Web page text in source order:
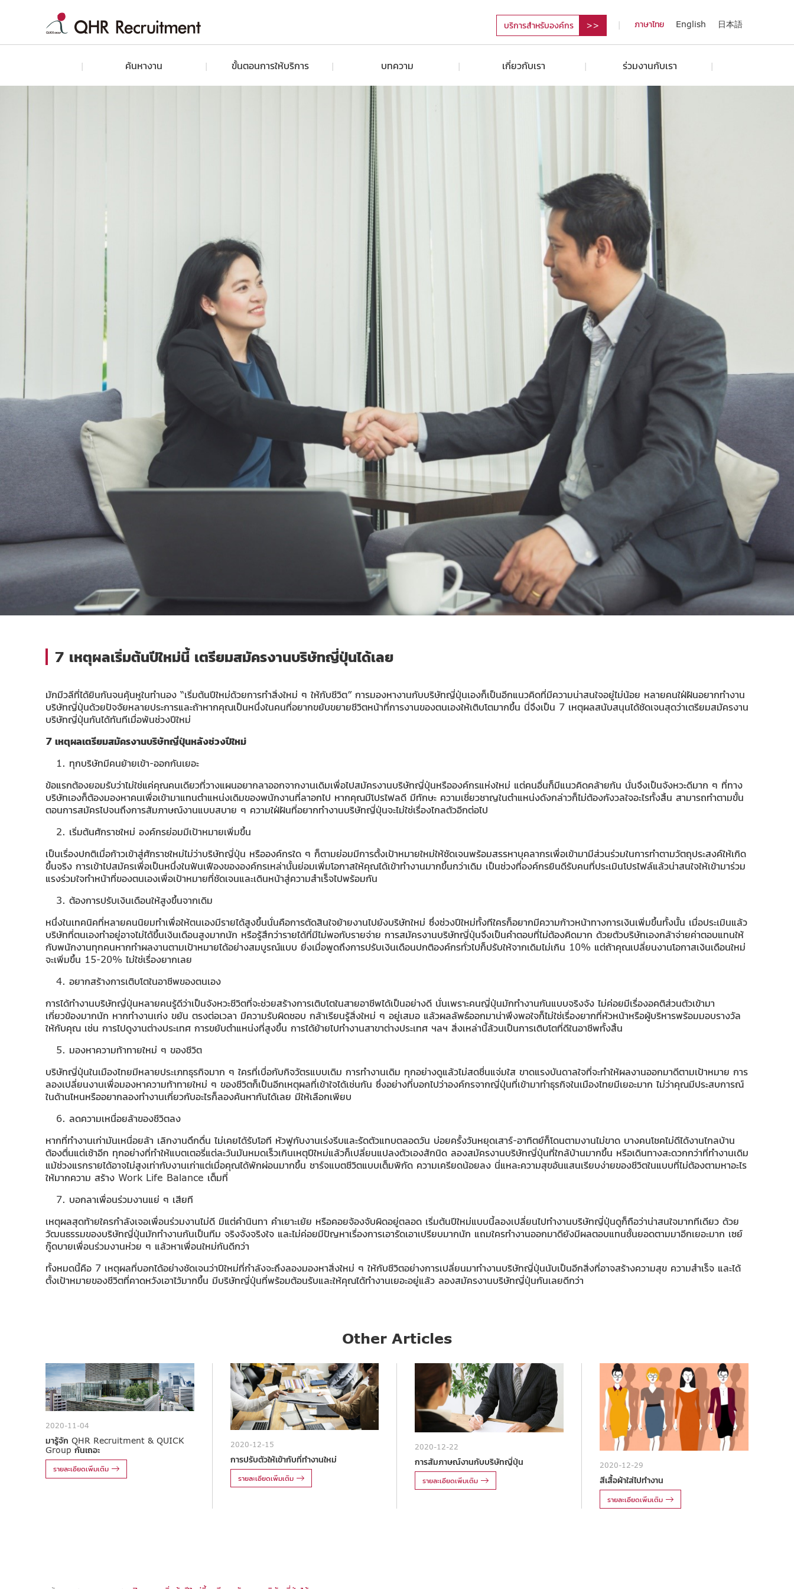
บริการสำหรับองค์กร ภาษาไทย English 日本語
ค้นหางาน ขั้นตอนการให้บริการ บทความ เกี่ยวกับเรา ร่วมงานกับเรา
7 เหตุผลเริ่มต้นปีใหม่นี้ เตรียมสมัครงานบริษัทญี่ปุ่นได้เลย
มักมีวลีที่ได้ยินกันจนคุ้นหูในทำนอง “เริ่มต้นปีใหม่ด้วยการทำสิ่งใหม่ ๆ ให้กับชีวิต” การมองหางานกับบริษัทญี่ปุ่นเองก็เป็นอีกแนวคิดที่มีความน่าสนใจอยู่ไม่น้อย หลายคนใฝ่ฝันอยากทำงาน
บริษัทญี่ปุ่นด้วยปัจจัยหลายประการและถ้าหากคุณเป็นหนึ่งในคนที่อยากขยับขยายชีวิตหน้าที่การงานของตนเองให้เติบโตมากขึ้น นี่จึงเป็น 7 เหตุผลสนับสนุนได้ชัดเจนสุดว่าเตรียมสมัครงาน
บริษัทญี่ปุ่นกันได้ทันทีเมื่อพ้นช่วงปีใหม่
7 เหตุผลเตรียมสมัครงานบริษัทญี่ปุ่นหลังช่วงปีใหม่
ทุกบริษัทมีคนย้ายเข้า-ออกกันเยอะ
ข้อแรกต้องยอมรับว่าไม่ใช่แค่คุณคนเดียวที่วางแผนอยากลาออกจากงานเดิมเพื่อไปสมัครงานบริษัทญี่ปุ่นหรือองค์กรแห่งใหม่ แต่คนอื่นก็มีแนวคิดคล้ายก้น นั่นจึงเป็นจังหวะดีมาก ๆ ที่ทาง
บริษัทเองก็ต้องมองหาคนเพื่อเข้ามาแทนตำแหน่งเดิมของพนักงานที่ลาอกไป หากคุณมีโปรไฟลดี มีทักษะ ความเชี่ยวชาญในตำแหน่งดังกล่าวก็ไม่ต้องกังวลใจอะไรทั้งสิ้น สามารถทำตามขั้น
ตอนการสมัครไปจนถึงการสัมภาษณ์งานแบบสบาย ๆ ความใฝ่ฝันที่อยากทำงานบริษัทญี่ปุ่นจะไม่ใช่เรื่องไกลตัวอีกต่อไป
เริ่มต้นศักราชใหม่ องค์กรย่อมมีเป้าหมายเพิ่มขึ้น
เป็นเรื่องปกติเมื่อก้าวเข้าสู่ศักราชใหม่ไม่ว่าบริษัทญี่ปุ่น หรือองค์กรใด ๆ ก็ตามย่อมมีการตั้งเป้าหมายใหม่ให้ชัดเจนพร้อมสรรหาบุคลากรเพื่อเข้ามามีส่วนร่วมในการทำตามวัตถุประสงค์ให้เกิด
ขึ้นจริง การเข้าไปสมัครเพื่อเป็นหนึ่งในฟันเฟืองขององค์กรเหล่านั้นย่อมเพิ่มโอกาสให้คุณได้เข้าทำงานมากขึ้นกว่าเดิม เป็นช่วงที่องค์กรยินดีรับคนที่ประเมินโปรไฟล์แล้วน่าสนใจให้เข้ามาร่วม
แรงร่วมใจทำหน้าที่ของตนเองเพื่อเป้าหมายที่ชัดเจนและเดินหน้าสู่ความสำเร็จไปพร้อมกัน
ต้องการปรับเงินเดือนให้สูงขึ้นจากเดิม
หนึ่งในเทคนิคที่หลายคนนิยมทำเพื่อให้ตนเองมีรายได้สูงขึ้นนั่นคือการตัดสินใจย้ายงานไปยังบริษัทใหม่ ซึ่งช่วงปีใหม่ทั้งทีใครก็อยากมีความก้าวหน้าทางการเงินเพิ่มขึ้นทั้งนั้น เมื่อประเมินแล้ว
บริษัทที่ตนเองทำอยู่อาจไม่ได้ขึ้นเงินเดือนสูงมากนัก หรือรู้สึกว่ารายได้ที่มีไม่พอกับรายจ่าย การสมัครงานบริษัทญี่ปุ่นจึงเป็นคำตอบที่ไม่ต้องคิดมาก ด้วยตัวบริษัทเองกล้าจ่ายค่าตอบแทนให้
กับพนักงานทุกคนหากทำผลงานตามเป้าหมายได้อย่างสมบูรณ์แบบ ยิ่งเมื่อพูดถึงการปรับเงินเดือนปกติองค์กรทั่วไปก็ปรับให้จากเดิมไม่เกิน 10% แต่ถ้าคุณเปลี่ยนงานโอกาสเงินเดือนใหม่
จะเพิ่มขึ้น 15-20% ไม่ใช่เรื่องยากเลย
อยากสร้างการเติบโตในอาชีพของตนเอง
การได้ทำงานบริษัทญี่ปุ่นหลายคนรู้ดีว่าเป็นจังหวะชีวิตที่จะช่วยสร้างการเติบโตในสายอาชีพได้เป็นอย่างดี นั่นเพราะคนญี่ปุ่นมักทำงานกันแบบจริงจัง ไม่ค่อยมีเรื่องอคติส่วนตัวเข้ามา
เกี่ยวข้องมากนัก หากทำงานเก่ง ขยัน ตรงต่อเวลา มีความรับผิดชอบ กล้าเรียนรู้สิ่งใหม่ ๆ อยู่เสมอ แล้วผลลัพธ์ออกมาน่าพึงพอใจก็ไม่ใช่เรื่องยากที่หัวหน้าหรือผู้บริหารพร้อมมอบรางวัล
ให้กับคุณ เช่น การไปดูงานต่างประเทศ การขยับตำแหน่งที่สูงขึ้น การได้ย้ายไปทำงานสาขาต่างประเทศ ฯลฯ สิ่งเหล่านี้ล้วนเป็นการเติบโตที่ดีในอาชีพทั้งสิ้น
มองหาความท้าทายใหม่ ๆ ของชีวิต
บริษัทญี่ปุ่นในเมืองไทยมีหลายประเภทธุรกิจมาก ๆ ใครที่เบื่อกับกิจวัตรแบบเดิม การทำงานเดิม ทุกอย่างดูแล้วไม่สดชื่นแจ่มใส ขาดแรงบันดาลใจที่จะทำให้ผลงานออกมาดีตามเป้าหมาย การ
ลองเปลี่ยนงานเพื่อมองหาความท้าทายใหม่ ๆ ของชีวิตก็เป็นอีกเหตุผลที่เข้าใจได้เช่นกัน ซึ่งอย่างที่บอกไปว่าองค์กรจากญี่ปุ่นที่เข้ามาทำธุรกิจในเมืองไทยมีเยอะมาก ไม่ว่าคุณมีประสบการณ์
ในด้านไหนหรืออยากลองทำงานเกี่ยวกับอะไรก็ลองค้นหากันได้เลย มีให้เลือกเพียบ
ลดความเหนื่อยล้าของชีวิตลง
หากที่ทำงานเก่ามันเหนื่อยล้า เลิกงานดึกดื่น ไม่เคยได้รับโอที หัวฟูกับงานเร่งรีบและรัดตัวแทบตลอดวัน บ่อยครั้งวันหยุดเสาร์-อาทิตย์ก็โดนตามงานไม่ขาด บางคนโชคไม่ดีได้งานไกลบ้าน
ต้องตื่นแต่เช้าอีก ทุกอย่างที่ทำให้แบตเตอรี่แต่ละวันมันหมดเร็วเกินเหตุปีใหม่แล้วก็เปลี่ยนแปลงตัวเองสักนิด ลองสมัครงานบริษัทญี่ปุ่นที่ใกล้บ้านมากขึ้น หรือเดินทางสะดวกกว่าที่ทำงานเดิม
แม้ช่วงแรกรายได้อาจไม่สูงเท่ากับงานเก่าแต่เมื่อคุณได้พักผ่อนมากขึ้น ชาร์จแบตชีวิตแบบเต็มพิกัด ความเครียดน้อยลง นี่แหละความสุขอันแสนเรียบง่ายของชีวิตในแบบที่ไม่ต้องตามหาอะไร
ให้มากความ สร้าง Work Life Balance เต็มที่
บอกลาเพื่อนร่วมงานแย่ ๆ เสียที
เหตุผลสุดท้ายใครกำลังเจอเพื่อนร่วมงานไม่ดี มีแต่คำนินทา คำเยาะเย้ย หรือคอยจ้องจับผิดอยู่ตลอด เริ่มต้นปีใหม่แบบนี้ลองเปลี่ยนไปทำงานบริษัทญี่ปุ่นดูก็ถือว่าน่าสนใจมากทีเดียว ด้วย
วัฒนธรรมของบริษัทญี่ปุ่นมักทำงานกันเป็นทีม จริงจังจริงใจ และไม่ค่อยมีปัญหาเรื่องการเอารัดเอาเปรียบมากนัก แถมใครทำงานออกมาดียังมีผลตอบแทนชั้นยอดตามมาอีกเยอะมาก เซย์
กู๊ดบายเพื่อนร่วมงานห่วย ๆ แล้วหาเพื่อนใหม่กันดีกว่า
ทั้งหมดนี้คือ 7 เหตุผลที่บอกได้อย่างชัดเจนว่าปีใหม่ที่กำลังจะถึงลองมองหาสิ่งใหม่ ๆ ให้กับชีวิตอย่างการเปลี่ยนมาทำงานบริษัทญี่ปุ่นนับเป็นอีกสิ่งที่อาจสร้างความสุข ความสำเร็จ และได้
ตั้งเป้าหมายของชีวิตที่คาดหวังเอาไว้มากขึ้น มีบริษัทญี่ปุ่นที่พร้อมต้อนรับและให้คุณได้ทำงานเยอะอยู่แล้ว ลองสมัครงานบริษัทญี่ปุ่นกันเลยดีกว่า
Other Articles
2020-11-04
มารู้จัก QHR Recruitment & QUICK
Group กันเถอะ
รายละเอียดเพิ่มเติม
2020-12-15
การปรับตัวให้เข้ากับที่ทำงานใหม่
รายละเอียดเพิ่มเติม
2020-12-22
การสัมภาษณ์งานกับบริษัทญี่ปุ่น
รายละเอียดเพิ่มเติม
2020-12-29
สีเสื้อผ้าใส่ไปทำงาน
รายละเอียดเพิ่มเติม